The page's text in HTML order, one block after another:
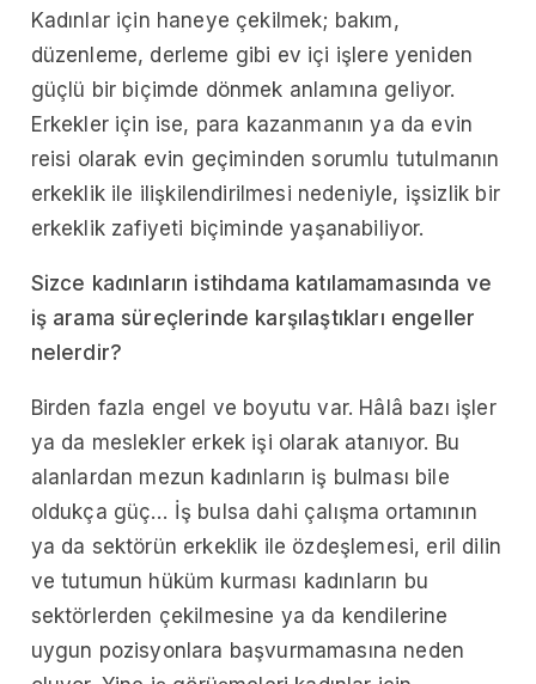
Kadınlar için haneye çekilmek; bakım,
düzenleme, derleme gibi ev içi işlere yeniden
güçlü bir biçimde dönmek anlamına geliyor.
Erkekler için ise, para kazanmanın ya da evin
reisi olarak evin geçiminden sorumlu tutulmanın
erkeklik ile ilişkilendirilmesi nedeniyle, işsizlik bir
erkeklik zafiyeti biçiminde yaşanabiliyor.
Sizce kadınların istihdama katılamamasında ve
iş arama süreçlerinde karşılaştıkları engeller
nelerdir?
Birden fazla engel ve boyutu var. Hâlâ bazı işler
ya da meslekler erkek işi olarak atanıyor. Bu
alanlardan mezun kadınların iş bulması bile
oldukça güç… İş bulsa dahi çalışma ortamının
ya da sektörün erkeklik ile özdeşlemesi, eril dilin
ve tutumun hüküm kurması kadınların bu
sektörlerden çekilmesine ya da kendilerine
uygun pozisyonlara başvurmamasına neden